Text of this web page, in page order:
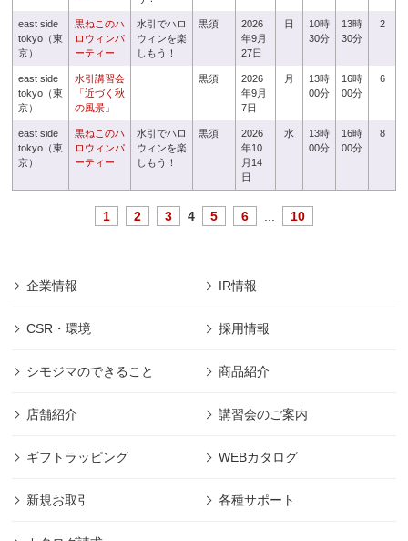
east side
tokyo（東
京）
黒ねこのハ
ロウィンパ
ーティー
水引でハロ
ウィンを楽
しもう！
黒須
2026
年9月
27日
日
10時
30分
13時
30分
2
east side
tokyo（東
京）
水引講習会
「近づく秋
の風景」
黒須
2026
年9月
7日
月
13時
00分
16時
00分
6
east side
tokyo（東
京）
黒ねこのハ
ロウィンパ
ーティー
水引でハロ
ウィンを楽
しもう！
黒須
2026
年10
月14
日
水
13時
00分
16時
00分
8
1 2 3 4 5 6 10
企業情報 IR情報
CSR・環境 採用情報
シモジマのできること 商品紹介
店舗紹介 講習会のご案内
ギフトラッピング WEBカタログ
新規お取引 各種サポート